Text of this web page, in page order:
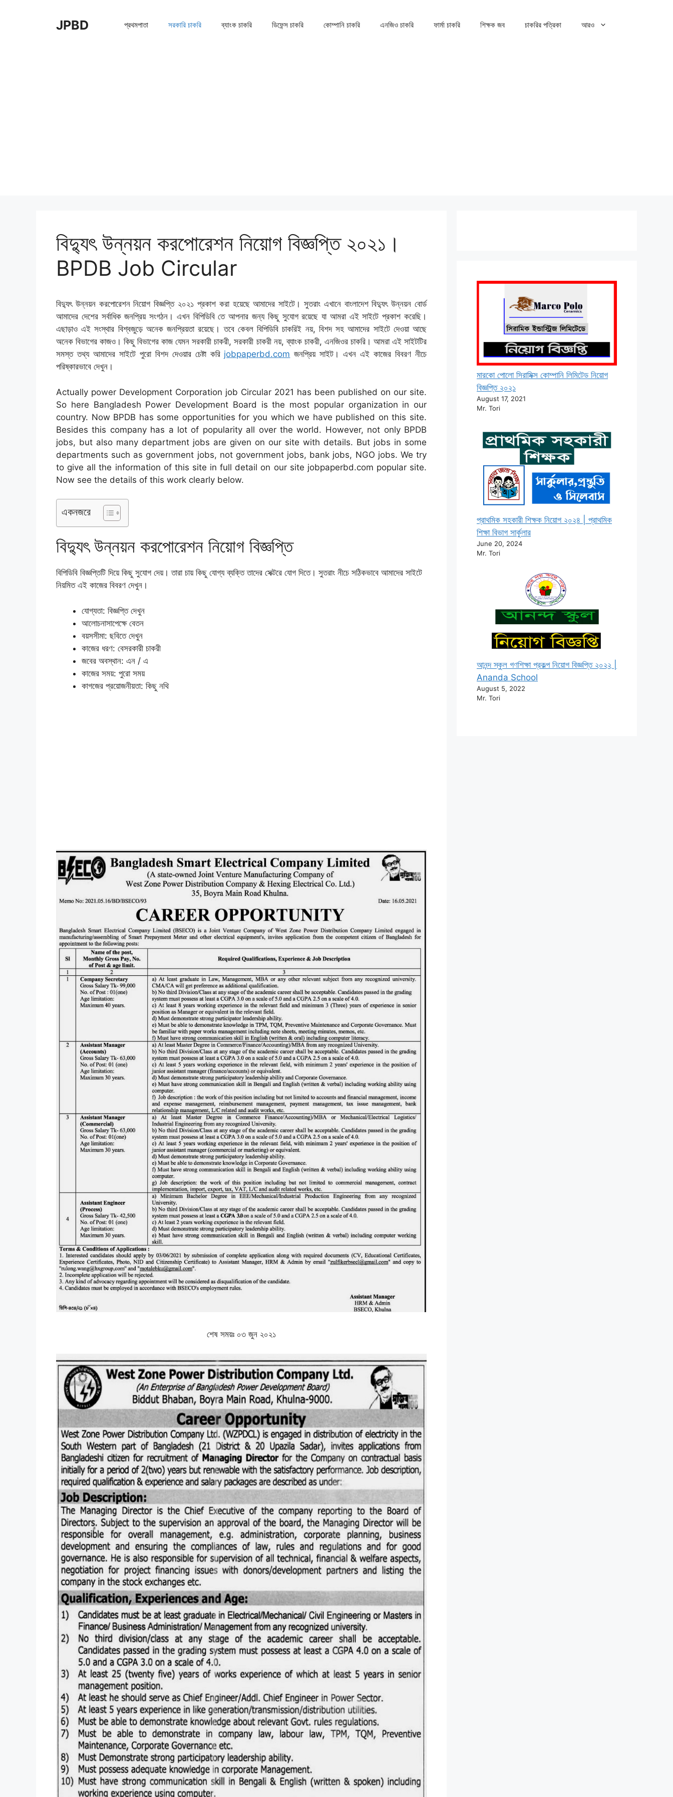
JPBD প্রথমপাতা সরকারি চাকরি ব্যাংক চাকরি ডিফেন্স চাকরি কোম্পানি চাকরি এনজিও চাকরি ফার্মা চাকরি শিক্ষক জব চাকরির পত্রিকা আরও
বিদ্যুৎ উন্নয়ন করপোরেশন নিয়োগ বিজ্ঞপ্তি ২০২১।
BPDB Job Circular
বিদ্যুৎ উন্নয়ন করপোরেশন নিয়োগ বিজ্ঞপ্তি ২০২১ প্রকাশ করা হয়েছে আমাদের সাইটে। সুতরাং এখানে বাংলাদেশ বিদ্যুৎ উন্নয়ন বোর্ড
আমাদের দেশের সর্বাধিক জনপ্রিয় সংগঠন। এখন বিপিডিবি তে আপনার জন্য কিছু সুযোগ রয়েছে যা আমরা এই সাইটে প্রকাশ করেছি।
এছাড়াও এই সংস্থার বিশ্বজুড়ে অনেক জনপ্রিয়তা রয়েছে। তবে কেবল বিপিডিবি চাকরিই নয়, বিশদ সহ আমাদের সাইটে দেওয়া আছে
অনেক বিভাগের কাজও। কিছু বিভাগের কাজ যেমন সরকারী চাকরী, সরকারী চাকরী নয়, ব্যাংক চাকরী, এনজিওর চাকরি। আমরা এই সাইটটির
সমস্ত তথ্য আমাদের সাইটে পুরো বিশদ দেওয়ার চেষ্টা করি jobpaperbd.com জনপ্রিয় সাইট। এখন এই কাজের বিবরণ নীচে
পরিষ্কারভাবে দেখুন।
Actually power Development Corporation job Circular 2021 has been published on our site.
So here Bangladesh Power Development Board is the most popular organization in our
country. Now BPDB has some opportunities for you which we have published on this site.
Besides this company has a lot of popularity all over the world. However, not only BPDB
jobs, but also many department jobs are given on our site with details. But jobs in some
departments such as government jobs, not government jobs, bank jobs, NGO jobs. We try
to give all the information of this site in full detail on our site jobpaperbd.com popular site.
Now see the details of this work clearly below.
একনজরে
বিদ্যুৎ উন্নয়ন করপোরেশন নিয়োগ বিজ্ঞপ্তি
বিপিডিবি বিজ্ঞপ্তিটি দিয়ে কিছু সুযোগ দেয়। তারা চায় কিছু যোগ্য ব্যক্তি তাদের সেক্টরে যোগ দিতে। সুতরাং নীচে সঠিকভাবে আমাদের সাইটে
নিয়মিত এই কাজের বিবরণ দেখুন।
যোগ্যতা: বিজ্ঞপ্তি দেখুন
আলোচনাসাপেক্ষে বেতন
বয়সসীমা: ছবিতে দেখুন
কাজের ধরণ: বেসরকারী চাকরী
জবের অবস্থান: এন / এ
কাজের সময়: পুরো সময়
কাগজের প্রয়োজনীয়তা: কিছু নথি
শেষ সময়ঃ ০৩ জুন ২০২১
মারকো পোলো সিরামিক্স কোম্পানি লিমিটেড নিয়োগ
বিজ্ঞপ্তি ২০২১
August 17, 2021
Mr. Tori
প্রাথমিক সহকারী শিক্ষক নিয়োগ ২০২৪ | প্রাথমিক
শিক্ষা বিভাগ সার্কুলার
June 20, 2024
Mr. Tori
আনন্দ স্কুল গণশিক্ষা প্রকল্প নিয়োগ বিজ্ঞপ্তি ২০২২ |
Ananda School
August 5, 2022
Mr. Tori